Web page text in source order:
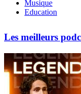
Musique
Education
Les meilleurs